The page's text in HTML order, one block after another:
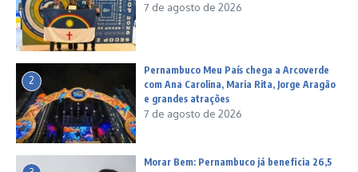
7 de agosto de 2026
2
Pernambuco Meu País chega a Arcoverde
com Ana Carolina, Maria Rita, Jorge Aragão
e grandes atrações
7 de agosto de 2026
Morar Bem: Pernambuco já beneficia 26,5